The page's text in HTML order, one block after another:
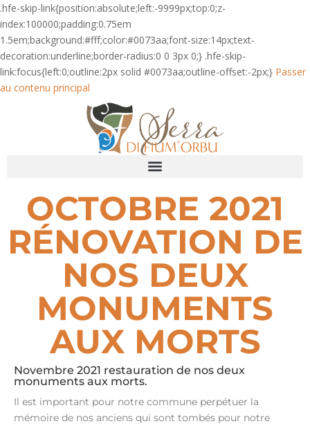
.hfe-skip-link{position:absolute;left:-9999px;top:0;z-
index:100000;padding:0.75em
1.5em;background:#fff;color:#0073aa;font-size:14px;text-
decoration:underline;border-radius:0 0 3px 0;} .hfe-skip-
link:focus{left:0;outline:2px solid #0073aa;outline-offset:-2px;} Passer
au contenu principal
OCTOBRE 2021
RÉNOVATION DE
NOS DEUX
MONUMENTS
AUX MORTS
Novembre 2021 restauration de nos deux
monuments aux morts.
Il est important pour notre commune perpétuer la
mémoire de nos anciens qui sont tombés pour notre